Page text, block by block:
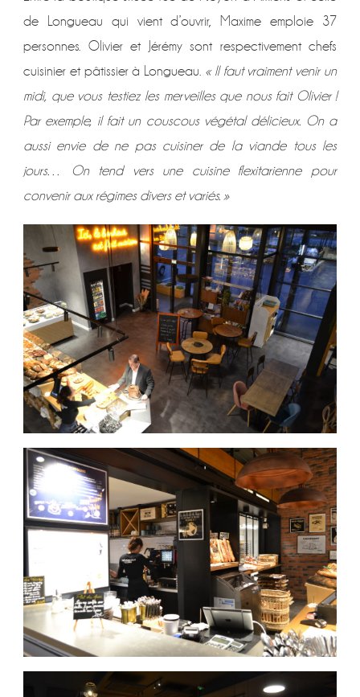
de Longueau qui vient d’ouvrir, Maxime emploie 37
personnes. Olivier et Jérémy sont respectivement chefs
cuisinier et pâtissier à Longueau. « Il faut vraiment venir un
midi, que vous testiez les merveilles que nous fait Olivier !
Par exemple, il fait un couscous végétal délicieux. On a
aussi envie de ne pas cuisiner de la viande tous les
jours… On tend vers une cuisine flexitarienne pour
convenir aux régimes divers et variés. »